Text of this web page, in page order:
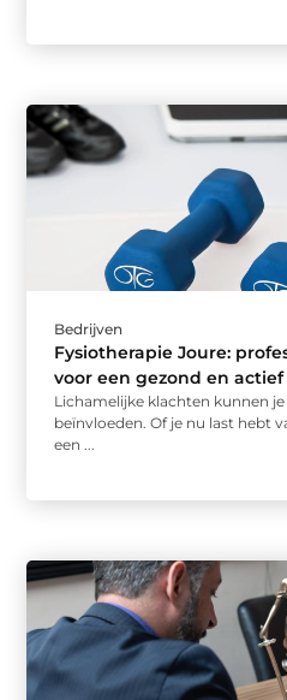
Bedrijven
Fysiotherapie Joure:
voor een gezond en actief
Lichamelijke klachten kunnen
beïnvloeden. Of je nu last hebt
een ...